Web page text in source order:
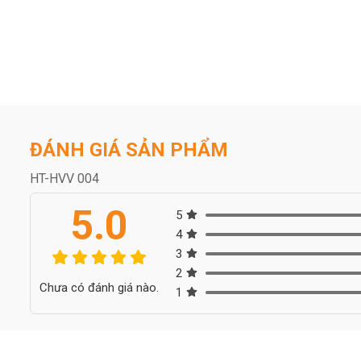
ĐÁNH GIÁ SẢN PHẨM
HT-HVV 004
5.0
Chưa có đánh giá nào.
5
4
3
2
1